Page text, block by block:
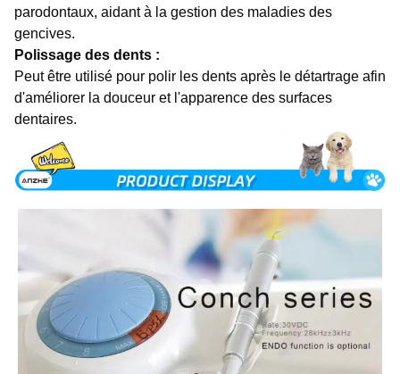
parodontaux, aidant à la gestion des maladies des
gencives.
Polissage des dents :
Peut être utilisé pour polir les dents après le détartrage afin
d'améliorer la douceur et l'apparence des surfaces
dentaires.